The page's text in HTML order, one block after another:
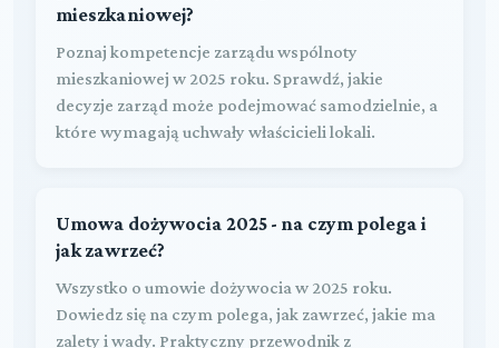
mieszkaniowej?
Poznaj kompetencje zarządu wspólnoty
mieszkaniowej w 2025 roku. Sprawdź, jakie
decyzje zarząd może podejmować samodzielnie, a
które wymagają uchwały właścicieli lokali.
Umowa dożywocia 2025 - na czym polega i
jak zawrzeć?
Wszystko o umowie dożywocia w 2025 roku.
Dowiedz się na czym polega, jak zawrzeć, jakie ma
zalety i wady. Praktyczny przewodnik z